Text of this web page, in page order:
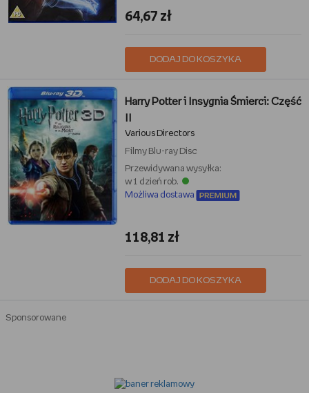
64,67 zł
DODAJ DO KOSZYKA
Harry Potter i Insygnia Śmierci: Część
Various Directors
Filmy Blu-ray Disc
Przewidywana wysyłka:
w 1 dzień rob.
Możliwa dostawa
118,81 zł
DODAJ DO KOSZYKA
Sponsorowane